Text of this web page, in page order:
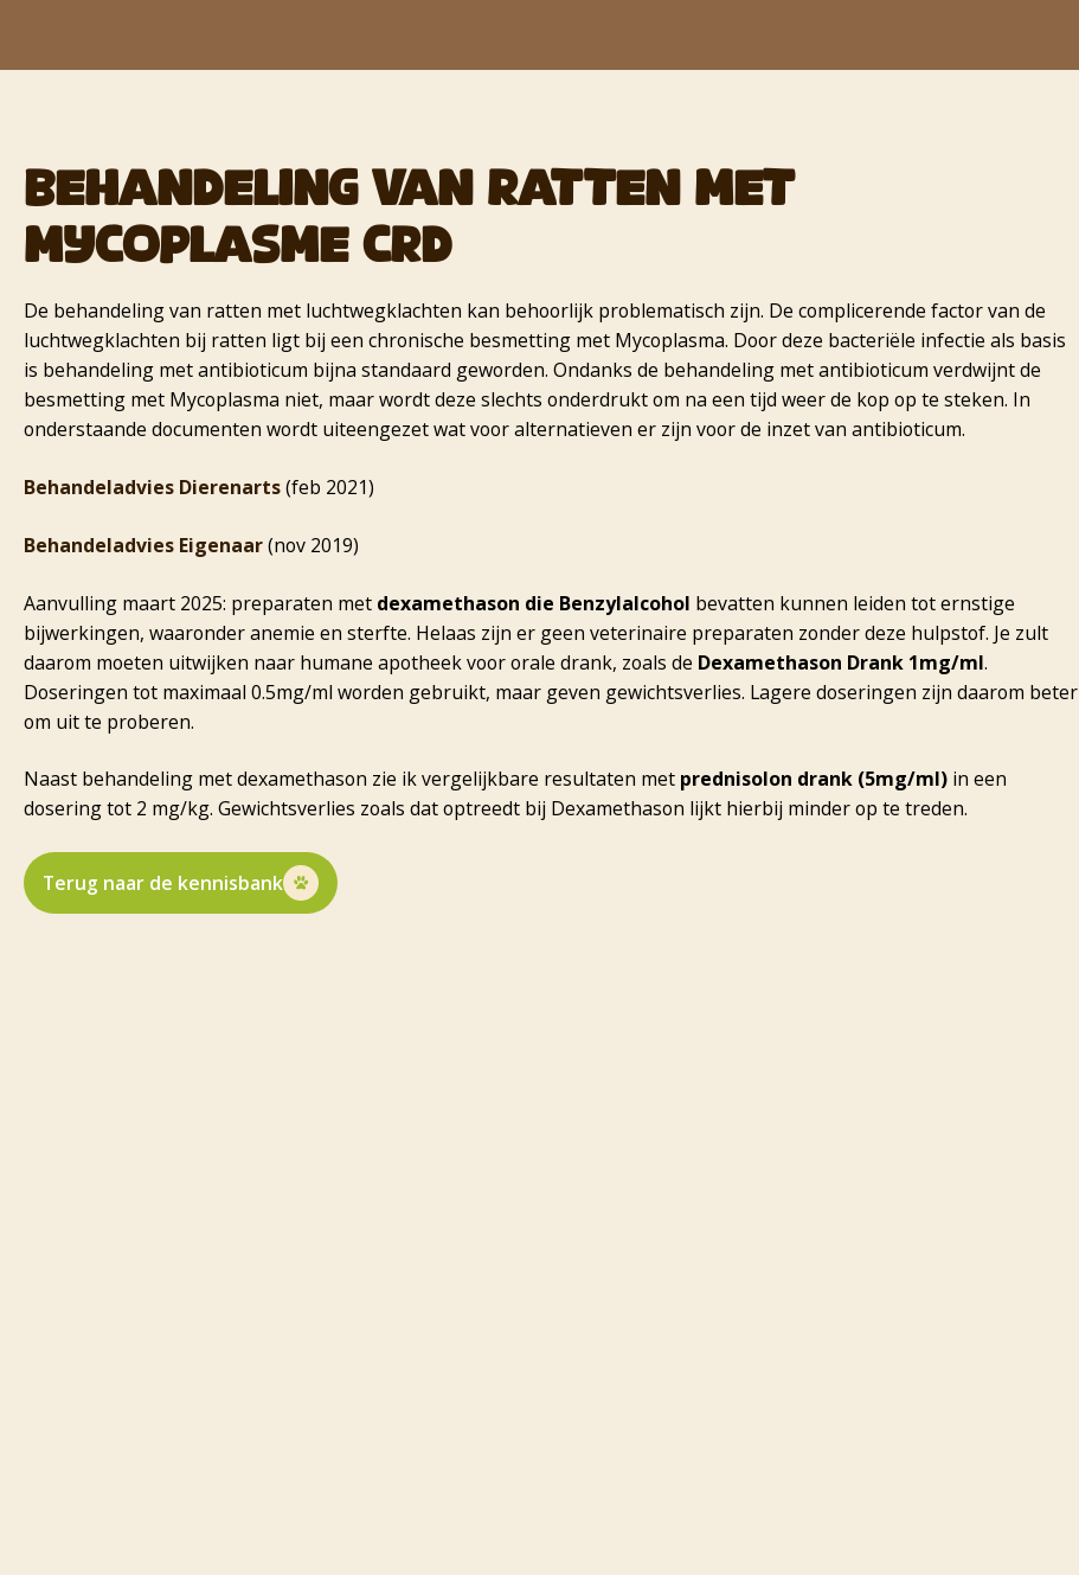
BEHANDELING VAN RATTEN MET
MYCOPLASME CRD
De behandeling van ratten met luchtwegklachten kan behoorlijk problematisch zijn. De complicerende factor van de
luchtwegklachten bij ratten ligt bij een chronische besmetting met Mycoplasma. Door deze bacteriële infectie als basis
is behandeling met antibioticum bijna standaard geworden. Ondanks de behandeling met antibioticum verdwijnt de
besmetting met Mycoplasma niet, maar wordt deze slechts onderdrukt om na een tijd weer de kop op te steken. In
onderstaande documenten wordt uiteengezet wat voor alternatieven er zijn voor de inzet van antibioticum.
Behandeladvies Dierenarts(feb 2021)
Behandeladvies Eigenaar(nov 2019)
Aanvulling maart 2025: preparaten met dexamethason die Benzylalcohol bevatten kunnen leiden tot ernstige
bijwerkingen, waaronder anemie en sterfte. Helaas zijn er geen veterinaire preparaten zonder deze hulpstof. Je zult
daarom moeten uitwijken naar humane apotheek voor orale drank, zoals de Dexamethason Drank 1mg/ml.
Doseringen tot maximaal 0.5mg/ml worden gebruikt, maar geven gewichtsverlies. Lagere doseringen zijn daarom beter
om uit te proberen.
Naast behandeling met dexamethason zie ik vergelijkbare resultaten met prednisolon drank (5mg/ml) in een
dosering tot 2 mg/kg. Gewichtsverlies zoals dat optreedt bij Dexamethason lijkt hierbij minder op te treden.
Terug naar de kennisbank